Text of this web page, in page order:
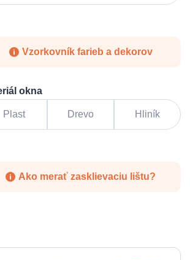
Vzorkovník farieb a dekorov
okna
Plast Drevo Hliník
Ako merať zasklievaciu lištu?